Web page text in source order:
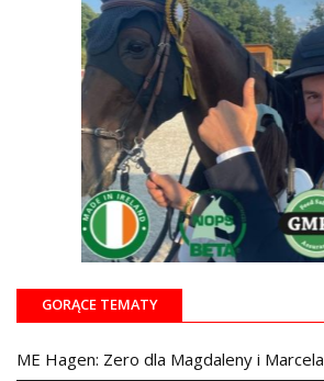
GORĄCE TEMATY
ME Hagen: Zero dla Magdaleny i Marcela